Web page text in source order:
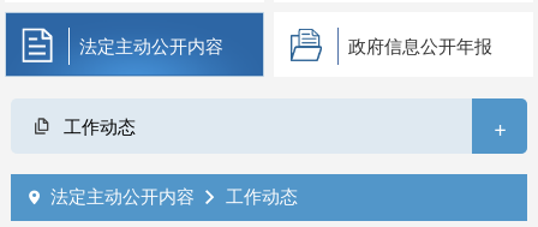
法定主动公开内容 政府信息公开年报
工作动态 +
 法定主动公开内容  工作动态